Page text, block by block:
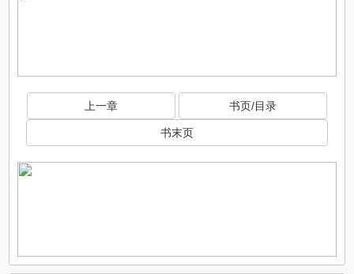
上一章 书页/目录
书末页